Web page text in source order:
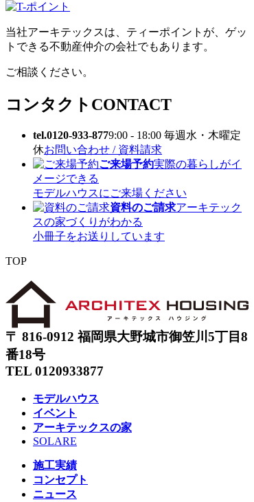
当社アーキテックスは、ティーポイントが、ゲッ
トできる不動産仲介の会社でもあります。
ご相談ください。
コンタクト CONTACT
tel.0120-933-8779:00 - 18:00 毎週水・木曜定
休お問い合わせ / 資料請求
ご来場予約実際の暮らしがイ
メージできる
モデルハウスにご来場ください
資料のご請求アーキテック
スの家づくりがわかる
小冊子をお送りしています
TOP
〒 816-0912 福岡県大野城市御笠川5丁目8
番18号
TEL 0120933877
モデルハウス
イベント
アーキテックスの家
SOLARE
施工実績
コンセプト
ニュース